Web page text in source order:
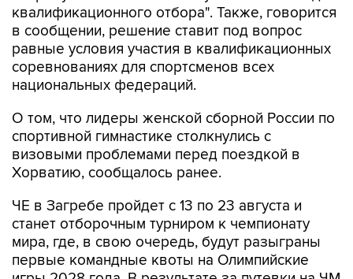
квалификационного отбора". Также, говорится
в сообщении, решение ставит под вопрос
равные условия участия в квалификационных
соревнованиях для спортсменов всех
национальных федераций.
О том, что лидеры женской сборной России по
спортивной гимнастике столкнулись с
визовыми проблемами перед поездкой в
Хорватию, сообщалось ранее.
ЧЕ в Загребе пройдет с 13 по 23 августа и
станет отборочным турниром к чемпионату
мира, где, в свою очередь, будут разыграны
первые командные квоты на Олимпийские